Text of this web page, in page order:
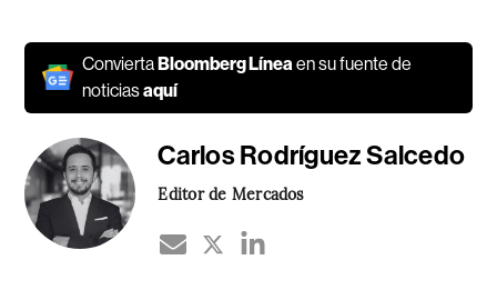
ConviertaBloomberg Línea en su fuente de
noticiasaquí
Carlos Rodríguez Salcedo
Editor de Mercados